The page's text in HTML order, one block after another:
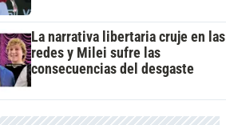
La narrativa libertaria cruje en las
redes y Milei sufre las
consecuencias del desgaste